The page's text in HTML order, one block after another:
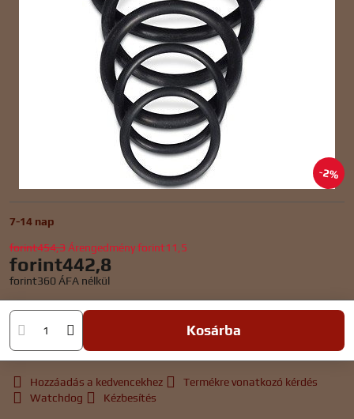
2%
7-14 nap
forint454,3 Árengedményforint11,5
forint442,8
forint360 ÁFA nélkül
Kosárba
Hozzáadás a kedvencekhez
Termékre vonatkozó kérdés
Watchdog
Kézbesítés